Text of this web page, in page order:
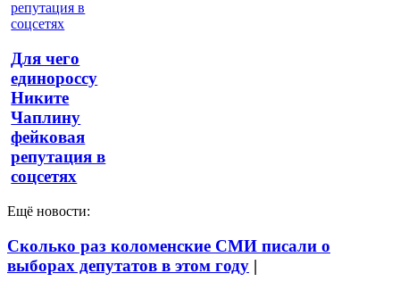
Для чего
единороссу
Никите
Чаплину
фейковая
репутация в
соцсетях
Ещё новости:
Сколько раз коломенские СМИ писали о
выборах депутатов в этом году |